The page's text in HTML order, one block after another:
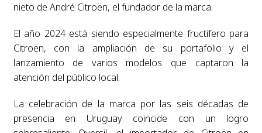
nieto de André Citroën, el fundador de la marca.
El año 2024 está siendo especialmente fructífero para
Citroën, con la ampliación de su portafolio y el
lanzamiento de varios modelos que captaron la
atención del público local.
La celebración de la marca por las seis décadas de
presencia en Uruguay coincide con un logro